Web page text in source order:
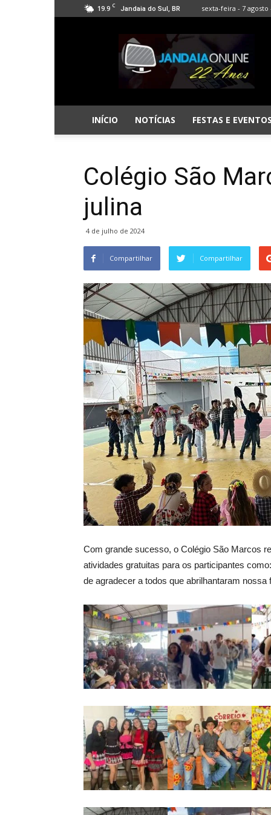
19.9 C Jandaia do Sul, BR sexta-feira - 7 agosto
Jandaia
Online
INÍCIO NOTÍCIAS FESTAS E
Colégio São
julina
4 de julho de 2024
Compartilhar Compartilhar
Com grande sucesso, o Colégio São Marcos
atividades gratuitas para os participantes
de agradecer a todos que abrilhantaram nossa